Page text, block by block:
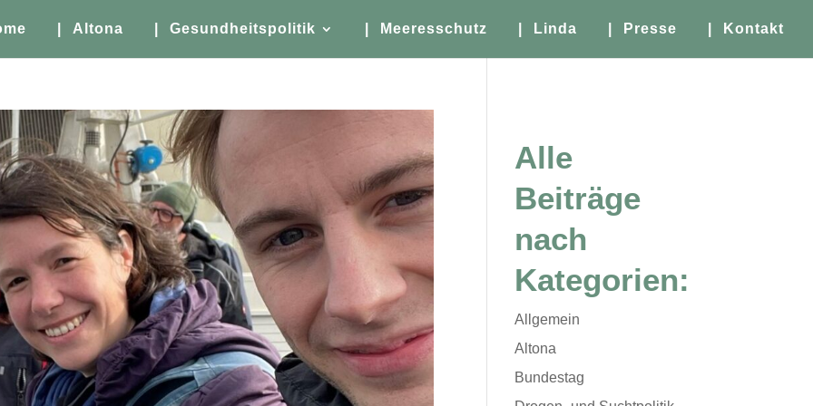
| Altona | Gesundheitspolitik | Meeresschutz | Linda | Presse | Kontakt
Alle
Beiträge
nach
Kategorien:
Allgemein
Altona
Bundestag